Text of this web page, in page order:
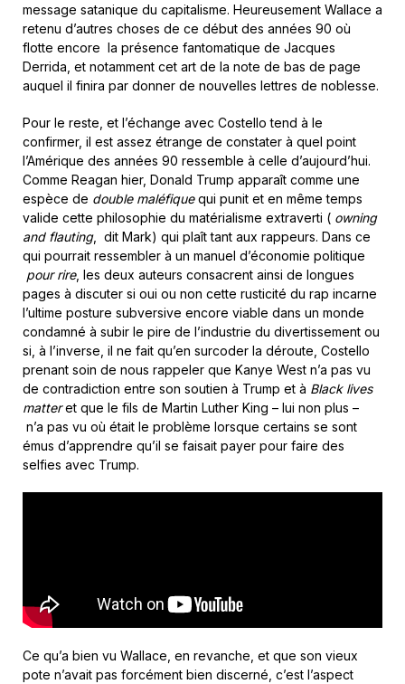
message satanique du capitalisme. Heureusement Wallace a
retenu d’autres choses de ce début des années 90 où
flotte encore la présence fantomatique de Jacques
Derrida, et notamment cet art de la note de bas de page
auquel il finira par donner de nouvelles lettres de noblesse.
Pour le reste, et l’échange avec Costello tend à le
confirmer, il est assez étrange de constater à quel point
l’Amérique des années 90 ressemble à celle d’aujourd’hui.
Comme Reagan hier, Donald Trump apparaît comme une
espèce de double maléfiquequi punit et en même temps
valide cette philosophie du matérialisme extraverti ( owning
and flauting, dit Mark) qui plaît tant aux rappeurs. Dans ce
qui pourrait ressembler à un manuel d’économie politique
pour rire, les deux auteurs consacrent ainsi de longues
pages à discuter si oui ou non cette rusticité du rap incarne
l’ultime posture subversive encore viable dans un monde
condamné à subir le pire de l’industrie du divertissement ou
si, à l’inverse, il ne fait qu’en surcoder la déroute, Costello
prenant soin de nous rappeler que Kanye West n’a pas vu
de contradiction entre son soutien à Trump et à Black lives
matteret que le fils de Martin Luther King – lui non plus –
n’a pas vu où était le problème lorsque certains se sont
émus d’apprendre qu’il se faisait payer pour faire des
selfies avec Trump.
Ce qu’a bien vu Wallace, en revanche, et que son vieux
pote n’avait pas forcément bien discerné, c’est l’aspect